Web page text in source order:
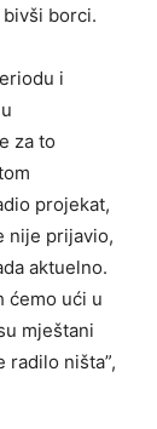
borci.
i
za to
projekat,
nije prijavio,
aktuelno.
ćemo ući u
mještani
radilo ništa”,